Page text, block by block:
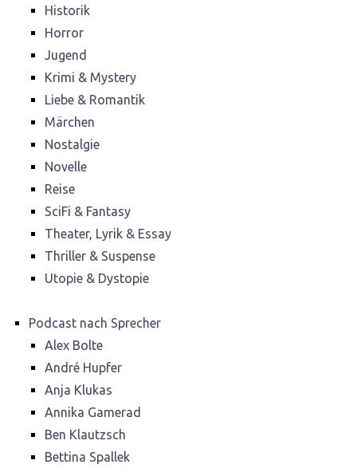
Historik
Horror
Jugend
Krimi & Mystery
Liebe & Romantik
Märchen
Nostalgie
Novelle
Reise
SciFi & Fantasy
Theater, Lyrik & Essay
Thriller & Suspense
Utopie & Dystopie
Podcast nach Sprecher
Alex Bolte
André Hupfer
Anja Klukas
Annika Gamerad
Ben Klautzsch
Bettina Spallek